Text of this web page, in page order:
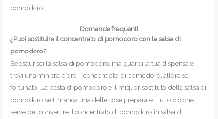
pomodoro.
Domande frequenti
¿Puoi sostituire il concentrato di pomodoro con la salsa di
pomodoro?
Se esaurisci la salsa di pomodoro, ma guardi la tua dispensa e
trovi una miniera d’oro … concentrato di pomodoro, allora sei
fortunato. La pasta di pomodoro è il miglior sostituto della salsa di
pomodoro se ti manca una delle cose preparate. Tutto ciò che
serve per convertire il concentrato di pomodoro in salsa di